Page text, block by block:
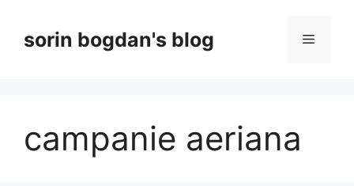
contentsorin bogdan's blog Menu
campanie aeriana